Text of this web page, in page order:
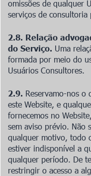
omissões de qualquer
serviços de consultoria
2.8. Relação
do Serviço. Uma
formada por meio do
Usuários Consultores.
2.9. Reservamo-nos
este Website, e
fornecemos no
sem aviso prévio. Não
qualquer motivo, todo
estiver indisponível a
qualquer período. De
restringir o acesso a